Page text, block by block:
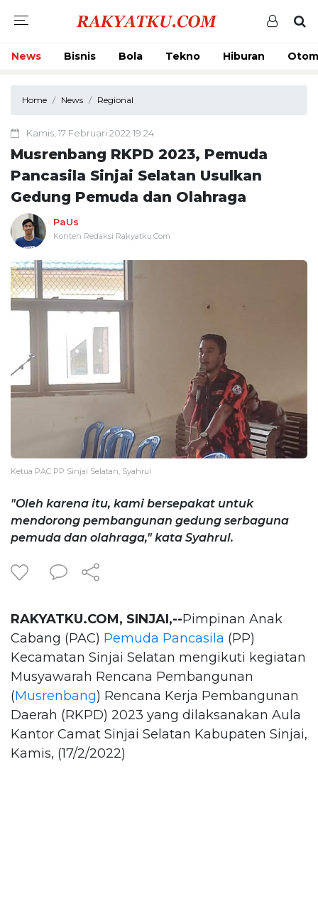
News Bisnis Bola Tekno Hiburan
Home News Regional
Kamis, 17 Februari 2022 19:24
Musrenbang RKPD 2023, Pemuda
Pancasila Sinjai Selatan Usulkan
Gedung Pemuda dan Olahraga
PaUs
Konten Redaksi Rakyatku.Com
Ketua PAC PP Sinjai Selatan, Syahrul
"Oleh karena itu, kami bersepakat untuk
mendorong pembangunan gedung serbaguna
pemuda dan olahraga," kata Syahrul.
RAKYATKU.COM, SINJAI,--Pimpinan Anak
Cabang (PAC) Pemuda Pancasila (PP)
Kecamatan Sinjai Selatan mengikuti kegiatan
Musyawarah Rencana Pembangunan
(Musrenbang) Rencana Kerja Pembangunan
Daerah (RKPD) 2023 yang dilaksanakan Aula
Kantor Camat Sinjai Selatan Kabupaten Sinjai,
Kamis, (17/2/2022)